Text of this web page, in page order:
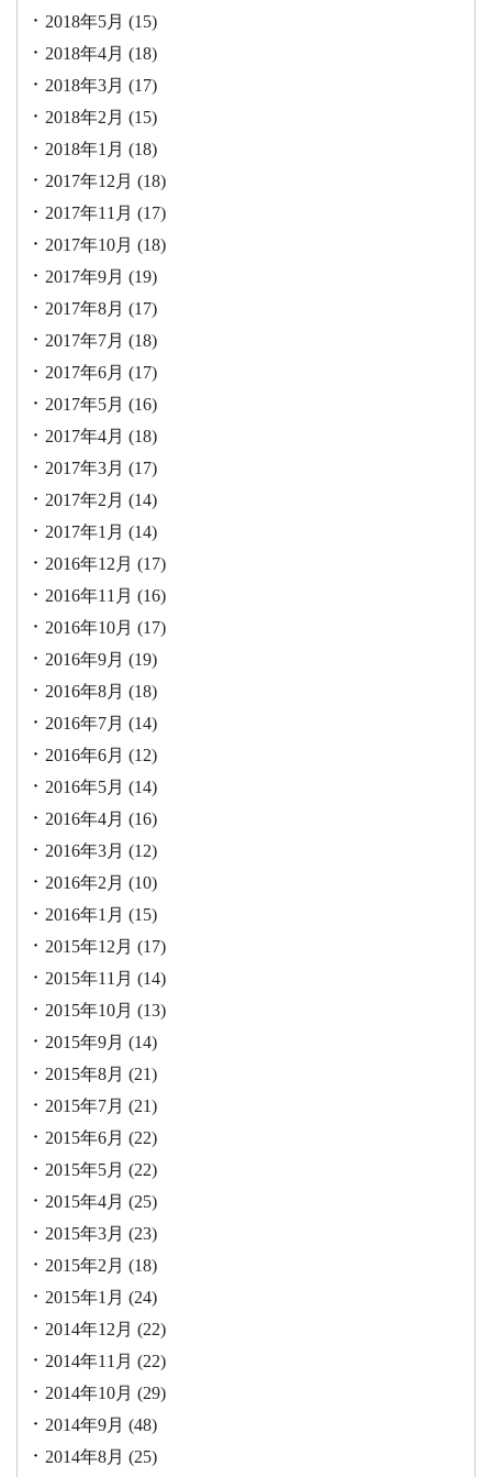
2018年5月 (15)
2018年4月 (18)
2018年3月 (17)
2018年2月 (15)
2018年1月 (18)
2017年12月 (18)
2017年11月 (17)
2017年10月 (18)
2017年9月 (19)
2017年8月 (17)
2017年7月 (18)
2017年6月 (17)
2017年5月 (16)
2017年4月 (18)
2017年3月 (17)
2017年2月 (14)
2017年1月 (14)
2016年12月 (17)
2016年11月 (16)
2016年10月 (17)
2016年9月 (19)
2016年8月 (18)
2016年7月 (14)
2016年6月 (12)
2016年5月 (14)
2016年4月 (16)
2016年3月 (12)
2016年2月 (10)
2016年1月 (15)
2015年12月 (17)
2015年11月 (14)
2015年10月 (13)
2015年9月 (14)
2015年8月 (21)
2015年7月 (21)
2015年6月 (22)
2015年5月 (22)
2015年4月 (25)
2015年3月 (23)
2015年2月 (18)
2015年1月 (24)
2014年12月 (22)
2014年11月 (22)
2014年10月 (29)
2014年9月 (48)
2014年8月 (25)